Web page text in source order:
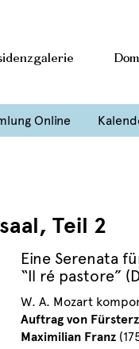
Online
Teil 2
Eine Serenata
“Il ré pastore”
W. A. Mozart
Auftrag von
Maximilian Franz